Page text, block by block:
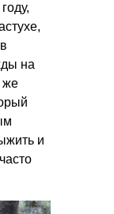
на
же
и